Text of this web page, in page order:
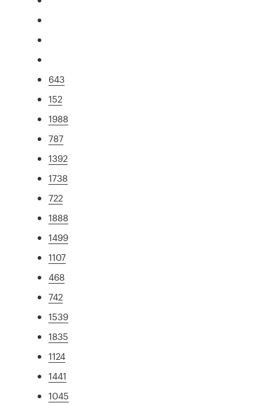
643
152
1988
787
1392
1738
722
1888
1499
1107
468
742
1539
1835
1124
1441
1045